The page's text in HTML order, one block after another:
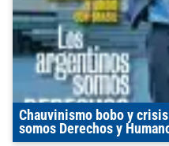
Chauvinismo bobo y
somos Derechos y